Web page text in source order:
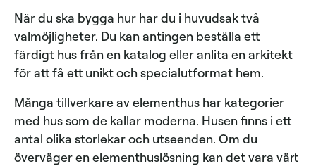
När du ska bygga hur har du i huvudsak två
valmöjligheter. Du kan antingen beställa ett
färdigt hus från en katalog eller anlita en arkitekt
för att få ett unikt och specialutformat hem.
Många tillverkare av elementhus har kategorier
med hus som de kallar moderna. Husen finns i ett
antal olika storlekar och utseenden. Om du
överväger en elementhuslösning kan det vara värt